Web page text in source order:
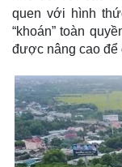
quen với hình
“khoán” toàn
được nâng cao để